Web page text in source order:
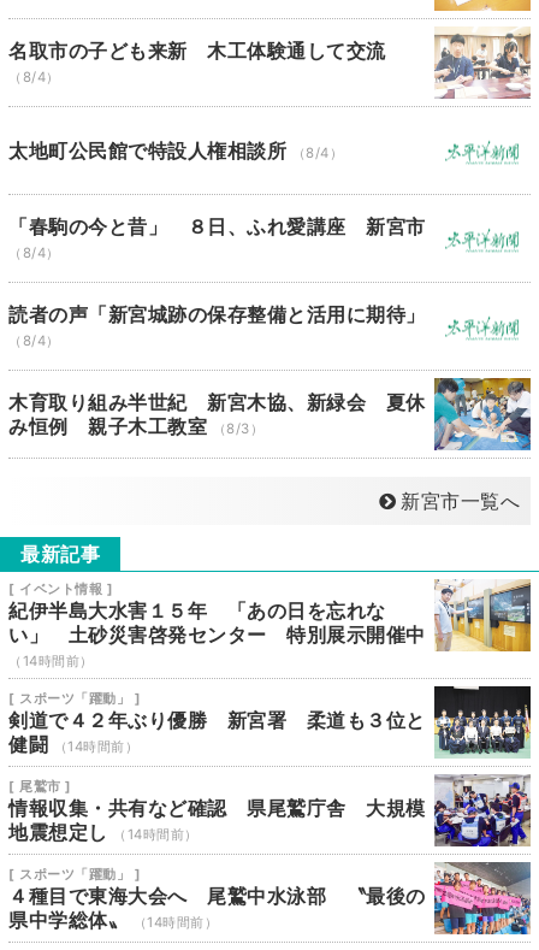
名取市の子ども来新 木工体験通して交流
（8/4）
太地町公民館で特設人権相談所 （8/4）
「春駒の今と昔」 ８日、ふれ愛講座 新宮市
（8/4）
読者の声「新宮城跡の保存整備と活用に期待」
（8/4）
木育取り組み半世紀 新宮木協、新緑会 夏休
み恒例 親子木工教室
（8/3）
新宮市一覧へ
最新記事
[ イベント情報 ]
紀伊半島大水害１５年 「あの日を忘れな
い」 土砂災害啓発センター 特別展示開催中
（14時間前）
[ スポーツ「躍動」 ]
剣道で４２年ぶり優勝 新宮署 柔道も３位と
健闘
（14時間前）
[ 尾鷲市 ]
情報収集・共有など確認 県尾鷲庁舎 大規模
地震想定し
（14時間前）
[ スポーツ「躍動」 ]
４種目で東海大会へ 尾鷲中水泳部 〝最後の
県中学総体〟
（14時間前）